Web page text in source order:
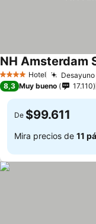
4 EstrellasHotel
NH Amsterdam
8,3 Muy bueno 17.110
De $99.611
Mira precios de 11